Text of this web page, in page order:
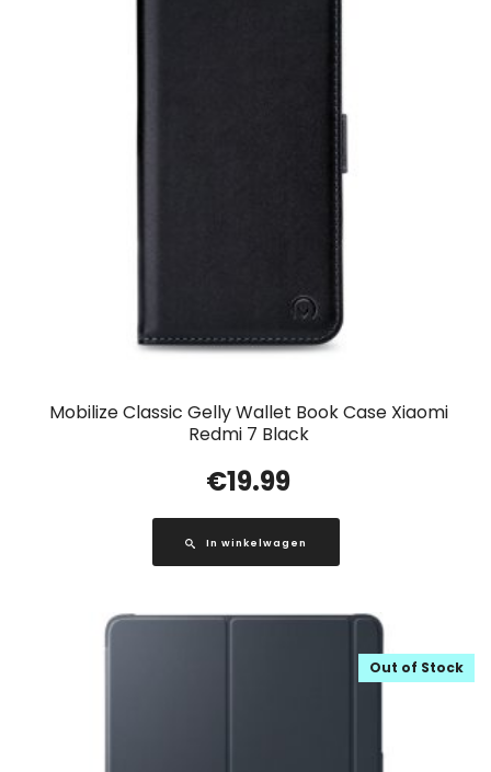
Mobilize Classic Gelly Wallet Book Case Xiaomi
Redmi 7 Black
€19.99
In winkelwagen
Out of Stock